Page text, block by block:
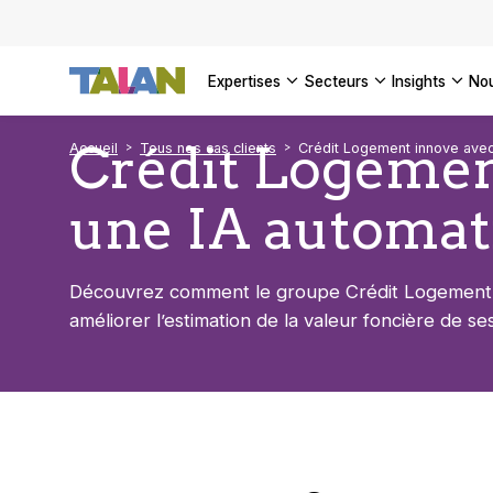
expertises secteurs insights
VOIR
VOIR
Accueil Tous nos cas clients Crédit Logement innove
Crédit
une IA
Découvrez comment le groupe Crédit
améliorer l’estimation de la valeur foncière de